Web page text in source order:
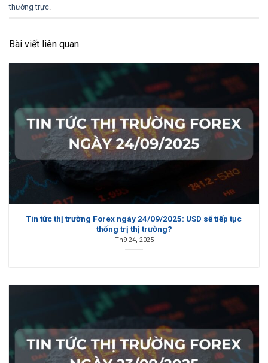
thường trực
Bài viết liên quan
Tin tức thị trường Forex ngày 24/09/2025: USD sẽ tiếp tục
thống trị thị trường?
Th9 24, 2025